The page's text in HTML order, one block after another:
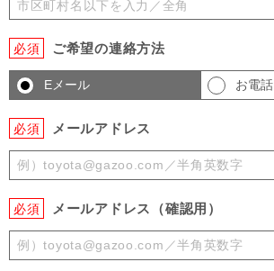
必須 ご希望の連絡方法
Eメール お電話
必須 メールアドレス
必須 メールアドレス（確認用）